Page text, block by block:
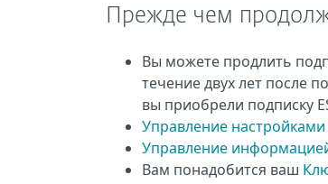
Прежде чем
Вы можете продлить
течение двух лет после
вы приобрели подписку
Управление
Управление
Вам понадобится ваш